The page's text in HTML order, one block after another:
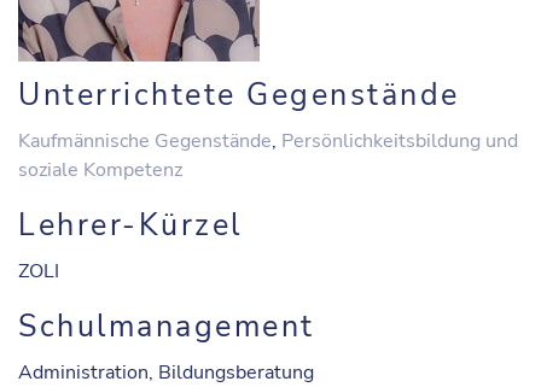
Unterrichtete Gegenstände
Kaufmännische Gegenstände, Persönlichkeitsbildung und
soziale Kompetenz
Lehrer-Kürzel
ZOLI
Schulmanagement
Administration, Bildungsberatung